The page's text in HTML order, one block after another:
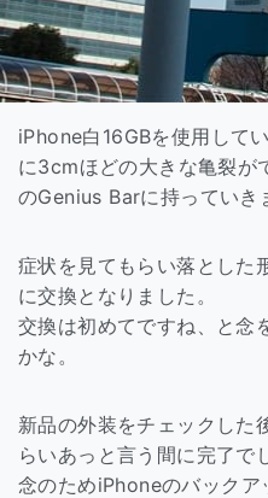
iPhone白16GBを使用して
に3cmほどの大きな亀裂
のGenius Barに持っていき
症状を見てもらい落とした
に交換となりました。
交換は初めてですね、と念
かな。
新品の外装をチェックした
らいあっと言う間に完了で
念のためiPhoneのバック